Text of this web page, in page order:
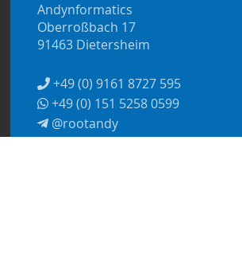
Andynformatics
Oberroßbach 17
91463 Dietersheim
+49 (0) 9161 8727 595
+49 (0) 151 5258 0599
@rootandy